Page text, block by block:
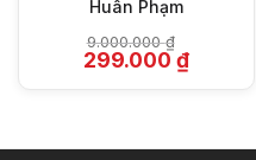
Huân Phạm
9.000.000₫
Giá
gốc
299.000₫Giá